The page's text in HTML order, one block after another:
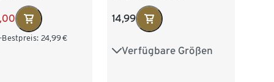
Herzen
Bestpreis: 24,99€
Fleecefutter, blau
14,99
Verfügbare Größen
74/80 86/92